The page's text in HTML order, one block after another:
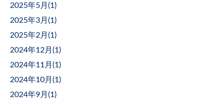
2025年5月(1 )
2025年3月(1 )
2025年2月(1 )
2024年12月(1 )
2024年11月(1 )
2024年10月(1 )
2024年9月(1 )